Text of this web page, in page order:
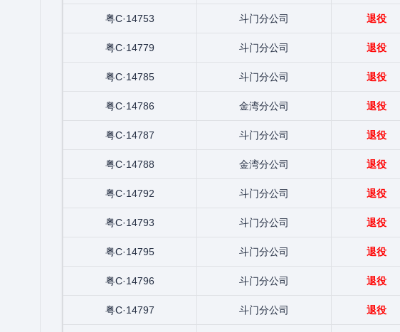
粤C·14753 斗门分公司 退役
粤C·14779 斗门分公司 退役
粤C·14785 斗门分公司 退役
粤C·14786 金湾分公司 退役
粤C·14787 斗门分公司 退役
粤C·14788 金湾分公司 退役
粤C·14792 斗门分公司 退役
粤C·14793 斗门分公司 退役
粤C·14795 斗门分公司 退役
粤C·14796 斗门分公司 退役
粤C·14797 斗门分公司 退役